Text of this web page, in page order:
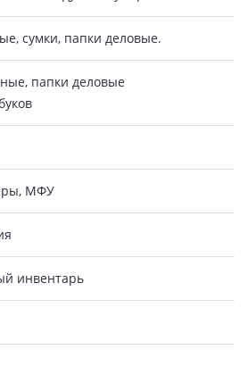
сумки, папки деловые.
папки деловые
МФУ
инвентарь